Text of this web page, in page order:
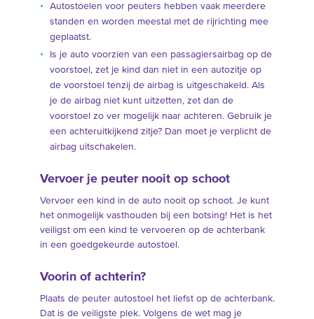
Autostoelen voor peuters hebben vaak meerdere
standen en worden meestal met de rijrichting mee
geplaatst.
Is je auto voorzien van een passagiersairbag op de
voorstoel, zet je kind dan niet in een autozitje op
de voorstoel tenzij de airbag is uitgeschakeld. Als
je de airbag niet kunt uitzetten, zet dan de
voorstoel zo ver mogelijk naar achteren. Gebruik je
een achteruitkijkend zitje? Dan moet je verplicht de
airbag uitschakelen.
Vervoer je peuter nooit op schoot
Vervoer een kind in de auto nooit op schoot. Je kunt
het onmogelijk vasthouden bij een botsing! Het is het
veiligst om een kind te vervoeren op de achterbank
in een goedgekeurde autostoel.
Voorin of achterin?
Plaats de peuter autostoel het liefst op de achterbank.
Dat is de veiligste plek. Volgens de wet mag je